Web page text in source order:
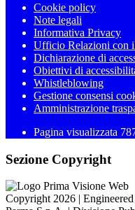
Cookie policy
Note legali
Informativa Privacy
Ufficio Relazioni con
Dichiarazione di
Obiettivi di
Whistleblowing
Gestione consensi
Amministrazione
Pagina visualizzata
Sezione Copyright
Copyright 2026 |